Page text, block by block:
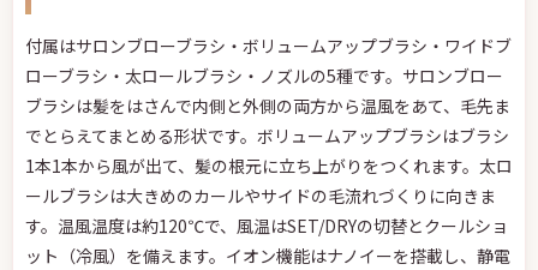
付属はサロンブローブラシ・ボリュームアップブラシ・ワイドブ
ローブラシ・太ロールブラシ・ノズルの5種です。サロンブロー
ブラシは髪をはさんで内側と外側の両方から温風をあて、毛先ま
でとらえてまとめる形状です。ボリュームアップブラシはブラシ
1本1本から風が出て、髪の根元に立ち上がりをつくれます。太ロ
ールブラシは大きめのカールやサイドの毛流れづくりに向きま
す。温風温度は約120℃で、風温はSET/DRYの切替とクールショ
ット（冷風）を備えます。イオン機能はナノイーを搭載し、静電